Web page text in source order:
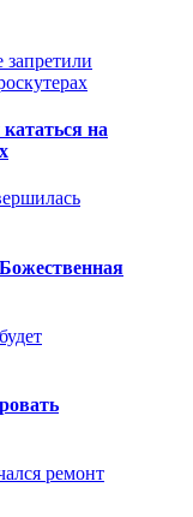
на